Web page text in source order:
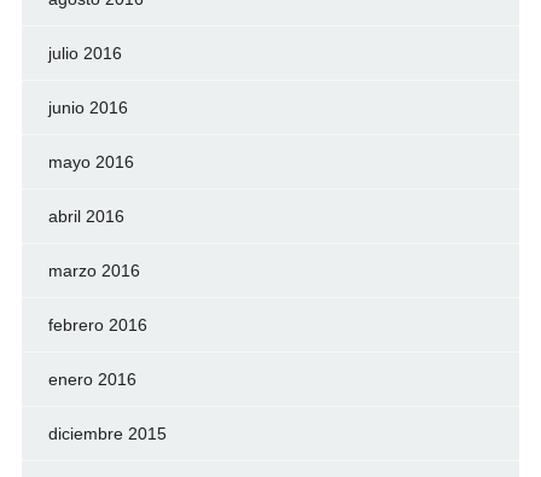
julio 2016
junio 2016
mayo 2016
abril 2016
marzo 2016
febrero 2016
enero 2016
diciembre 2015